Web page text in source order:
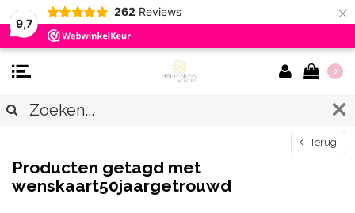
9,7
262 Reviews ×
0
Terug
Producten getagd met
wenskaart50jaargetrouwd